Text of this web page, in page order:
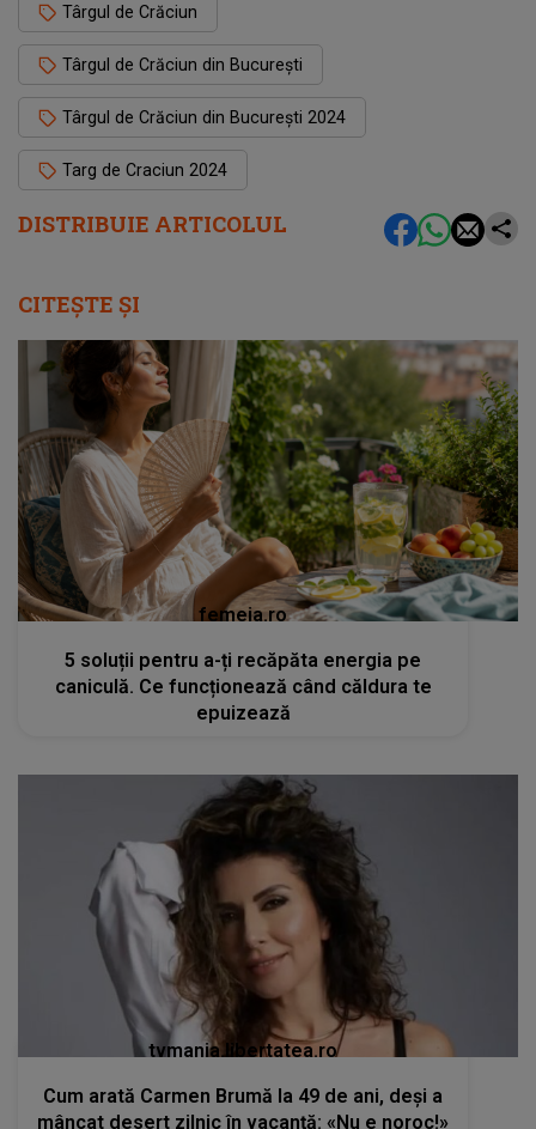
DISTRIBUIE ARTICOLUL
Târgul de Crăciun
Târgul de Crăciun din București
Târgul de Crăciun din București 2024
Targ de Craciun 2024
CITEȘTE ȘI
femeia.ro
5 soluții pentru a-ți recăpăta energia pe
caniculă. Ce funcționează când căldura te
epuizează
tvmania.libertatea.ro
Cum arată Carmen Brumă la 49 de ani, deși a
mâncat desert zilnic în vacanță: «Nu e noroc!»